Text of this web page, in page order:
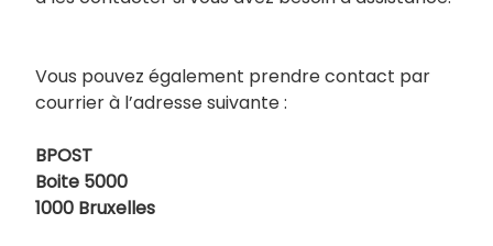
Vous pouvez également prendre contact par
courrier à l’adresse suivante :
BPOST
Boite 5000
1000 Bruxelles